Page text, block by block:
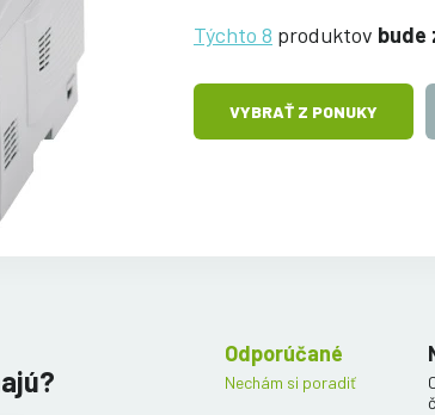
Týchto 8 produktov bude
VYBRAŤ Z PONUKY
Odporúčané
Nechám si poradiť